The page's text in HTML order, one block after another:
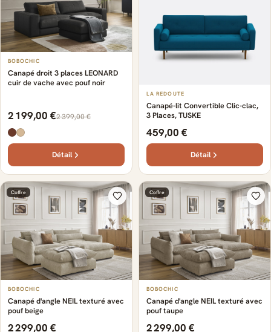
BOBOCHIC
Canapé droit 3 places LEONARD
cuir de vache avec pouf noir
2 199,00 €2 399,00 €
Détail
LA REDOUTE
Canapé-lit Convertible Clic-clac,
3 Places, TUSKE
459,00 €
Détail
Coffre
BOBOCHIC
Canapé d'angle NEIL texturé avec
pouf beige
2 299,00 €
Coffre
BOBOCHIC
Canapé d'angle NEIL texturé avec
pouf taupe
2 299,00 €